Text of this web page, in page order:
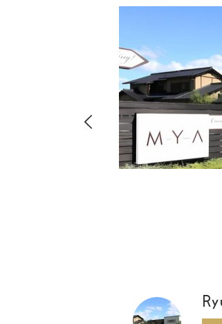
店舗